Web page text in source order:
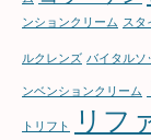
ンションクリーム スタ
ルクレンズ バイタルソ
ンベンションクリーム
トリフト リフ